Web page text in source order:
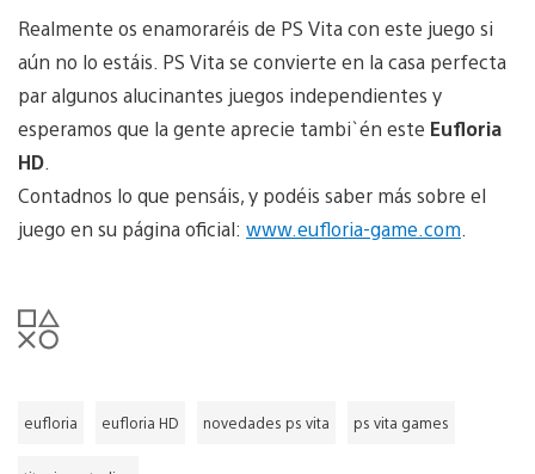
Realmente os enamoraréis de PS Vita con este juego si
aún no lo estáis. PS Vita se convierte en la casa perfecta
par algunos alucinantes juegos independientes y
esperamos que la gente aprecie tambi`én este Eufloria
HD
Contadnos lo que pensáis, y podéis saber más sobre el
juego en su página oficial: www.eufloria-game.com
eufloria eufloria HD novedades ps vita ps vita games